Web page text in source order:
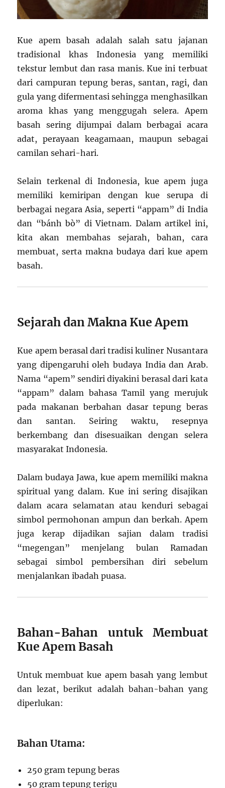
Kue apem basah adalah salah satu jajanan
tradisional khas Indonesia yang memiliki
tekstur lembut dan rasa manis. Kue ini terbuat
dari campuran tepung beras, santan, ragi, dan
gula yang difermentasi sehingga menghasilkan
aroma khas yang menggugah selera. Apem
basah sering dijumpai dalam berbagai acara
adat, perayaan keagamaan, maupun sebagai
camilan sehari-hari.
Selain terkenal di Indonesia, kue apem juga
memiliki kemiripan dengan kue serupa di
berbagai negara Asia, seperti “appam” di India
dan “bánh bò” di Vietnam. Dalam artikel ini,
kita akan membahas sejarah, bahan, cara
membuat, serta makna budaya dari kue apem
basah.
Sejarah dan Makna Kue Apem
Kue apem berasal dari tradisi kuliner Nusantara
yang dipengaruhi oleh budaya India dan Arab.
Nama “apem” sendiri diyakini berasal dari kata
“appam” dalam bahasa Tamil yang merujuk
pada makanan berbahan dasar tepung beras
dan santan. Seiring waktu, resepnya
berkembang dan disesuaikan dengan selera
masyarakat Indonesia.
Dalam budaya Jawa, kue apem memiliki makna
spiritual yang dalam. Kue ini sering disajikan
dalam acara selamatan atau kenduri sebagai
simbol permohonan ampun dan berkah. Apem
juga kerap dijadikan sajian dalam tradisi
“megengan” menjelang bulan Ramadan
sebagai simbol pembersihan diri sebelum
menjalankan ibadah puasa.
Bahan-Bahan untuk Membuat
Kue Apem Basah
Untuk membuat kue apem basah yang lembut
dan lezat, berikut adalah bahan-bahan yang
diperlukan:
Bahan Utama:
250 gram tepung beras
50 gram tepung terigu